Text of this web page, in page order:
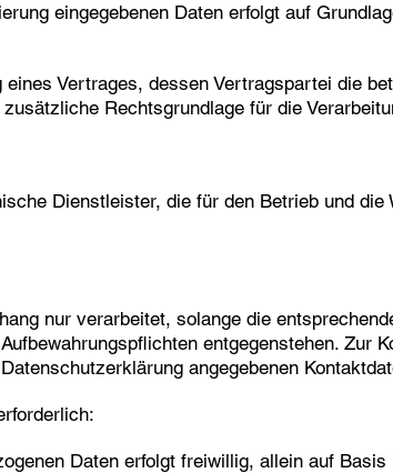
eingegebenen Daten erfolgt auf
Vertrages, dessen Vertragspartei die
Rechtsgrundlage für die
Dienstleister, die für den Betrieb und die
nur verarbeitet, solange die
entgegenstehen. Zur
angegebenen
Daten erfolgt freiwillig, allein auf